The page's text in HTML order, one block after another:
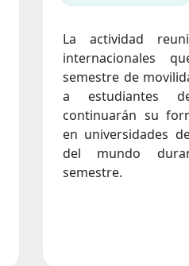
La actividad
internacionales
semestre de
a estudiantes
continuarán su
en universidades
del mundo
semestre.